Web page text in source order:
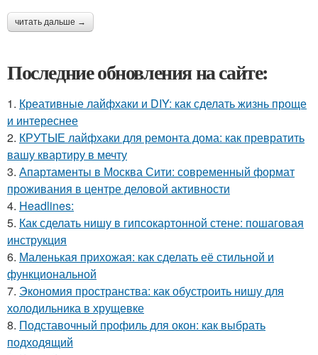
читать дальше →
Последние обновления на сайте:
1. Креативные лайфхаки и DIY: как сделать жизнь проще
и интереснее
2. КРУТЫЕ лайфхаки для ремонта дома: как превратить
вашу квартиру в мечту
3. Апартаменты в Москва Сити: современный формат
проживания в центре деловой активности
4. Headlines:
5. Как сделать нишу в гипсокартонной стене: пошаговая
инструкция
6. Маленькая прихожая: как сделать её стильной и
функциональной
7. Экономия пространства: как обустроить нишу для
холодильника в хрущевке
8. Подставочный профиль для окон: как выбрать
подходящий